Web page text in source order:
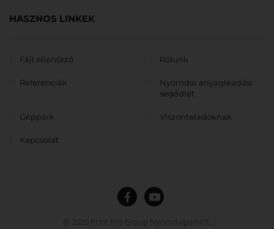
HASZNOS LINKEK
Fájl ellenőrző Rólunk
Referenciák
Nyomdai anyagleadási
segédlet
Géppark Viszonteladóknak
Kapcsolat
© 2026 Print Pro Group Nyomdaipari Kft.